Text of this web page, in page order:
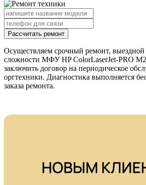
Рассчитать ремонт
Осуществляем срочный ремонт,
сложности МФУ HP ColorLaserJet-PRO
заключить договор на периодическое
оргтехники. Диагностика выполняется
заказа ремонта.